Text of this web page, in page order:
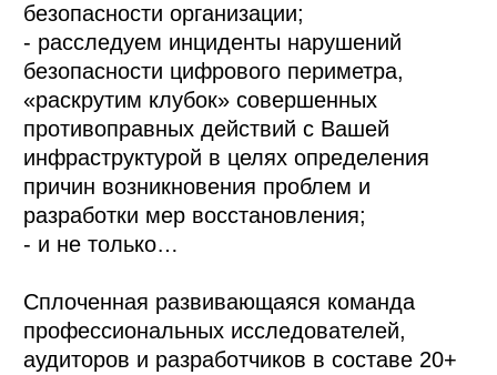
безопасности организации;
- расследуем инциденты нарушений
безопасности цифрового периметра,
«раскрутим клубок» совершенных
противоправных действий с Вашей
инфраструктурой в целях определения
причин возникновения проблем и
разработки мер восстановления;
- и не только…
Сплоченная развивающаяся команда
профессиональных исследователей,
аудиторов и разработчиков в составе 20+